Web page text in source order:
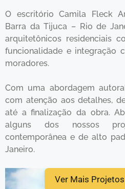
O escritório Camila Fleck
Barra da Tijuca – Rio de
arquitetônicos residenciais
funcionalidade e integração
moradores.
Com uma abordagem
com atenção aos detalhes,
até a finalização da obra.
alguns dos nossos
contemporânea e de alto
Janeiro.
Ver Mais